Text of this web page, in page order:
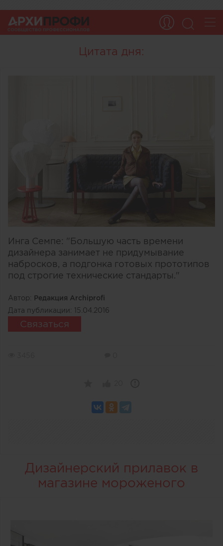
Цитата дня:
Инга Семпе: "Большую часть времени
дизайнера занимает не придумывание
набросков, а подгонка готовых прототипов
под строгие технические стандарты."
Автор: Редакция Archiprofi
Дата публикации: 15.04.2016
Связаться
Дизайнерский прилавок в
магазине мороженого